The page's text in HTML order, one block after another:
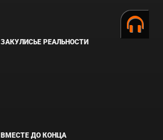
ЗАКУЛИСЬЕ РЕАЛЬНОСТИ
ВМЕСТЕ ДО КОНЦА